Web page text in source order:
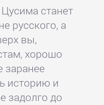
станет
русского, а
вы,
хорошо
заранее
историю и
задолго до